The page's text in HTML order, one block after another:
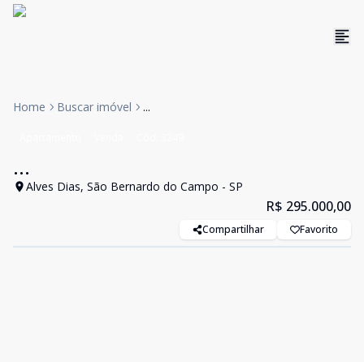
Home Buscar imóvel ...
...
Alves Dias, São Bernardo do Campo - SP
R$ 295.000,00
Compartilhar Favorito